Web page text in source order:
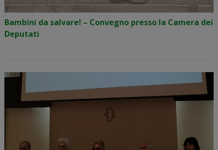
Bambini da salvare! – Convegno presso la Camera dei
Deputati